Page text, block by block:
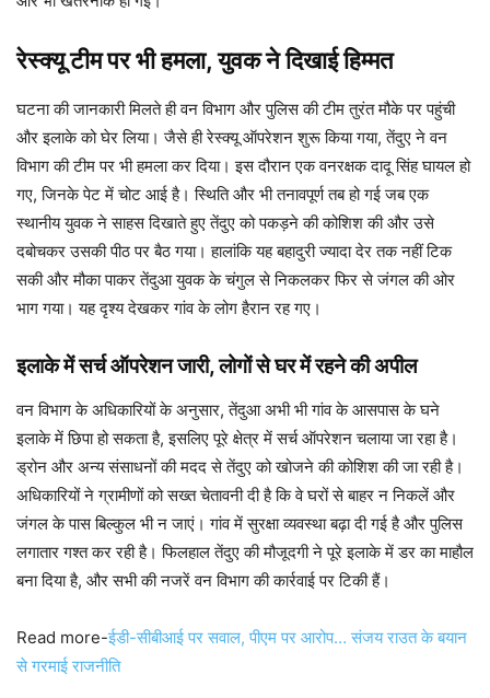
रेस्क्यू टीम पर भी हमला, युवक ने दिखाई हिम्मत
घटना की जानकारी मिलते ही वन विभाग और पुलिस की टीम तुरंत मौके पर पहुंची
और इलाके को घेर लिया। जैसे ही रेस्क्यू ऑपरेशन शुरू किया गया, तेंदुए ने वन
विभाग की टीम पर भी हमला कर दिया। इस दौरान एक वनरक्षक दादू सिंह घायल हो
गए, जिनके पेट में चोट आई है। स्थिति और भी तनावपूर्ण तब हो गई जब एक
स्थानीय युवक ने साहस दिखाते हुए तेंदुए को पकड़ने की कोशिश की और उसे
दबोचकर उसकी पीठ पर बैठ गया। हालांकि यह बहादुरी ज्यादा देर तक नहीं टिक
सकी और मौका पाकर तेंदुआ युवक के चंगुल से निकलकर फिर से जंगल की ओर
भाग गया। यह दृश्य देखकर गांव के लोग हैरान रह गए।
इलाके में सर्च ऑपरेशन जारी, लोगों से घर में रहने की अपील
वन विभाग के अधिकारियों के अनुसार, तेंदुआ अभी भी गांव के आसपास के घने
इलाके में छिपा हो सकता है, इसलिए पूरे क्षेत्र में सर्च ऑपरेशन चलाया जा रहा है।
ड्रोन और अन्य संसाधनों की मदद से तेंदुए को खोजने की कोशिश की जा रही है।
अधिकारियों ने ग्रामीणों को सख्त चेतावनी दी है कि वे घरों से बाहर न निकलें और
जंगल के पास बिल्कुल भी न जाएं। गांव में सुरक्षा व्यवस्था बढ़ा दी गई है और पुलिस
लगातार गश्त कर रही है। फिलहाल तेंदुए की मौजूदगी ने पूरे इलाके में डर का माहौल
बना दिया है, और सभी की नजरें वन विभाग की कार्रवाई पर टिकी हैं।
Read more-ईडी-सीबीआई पर सवाल, पीएम पर आरोप… संजय राउत के बयान
से गरमाई राजनीति